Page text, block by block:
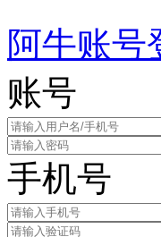
阿牛账号
账号
手机号